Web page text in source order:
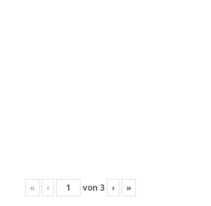
« ‹ von 3 › »